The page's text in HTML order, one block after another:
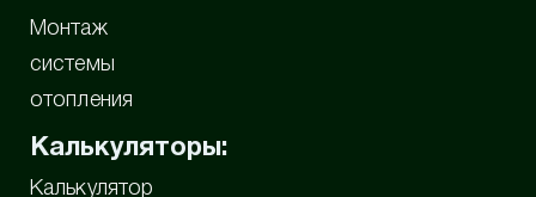
Монтаж
системы
отопления
Калькуляторы:
Калькулятор